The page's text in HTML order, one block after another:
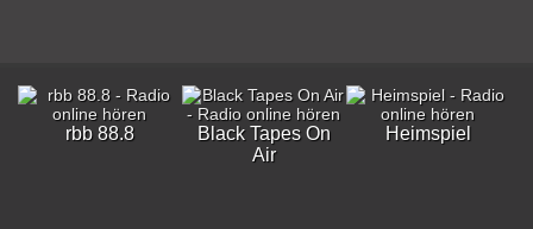
rbb 88.8
Black Tapes On
Air
Heimspiel